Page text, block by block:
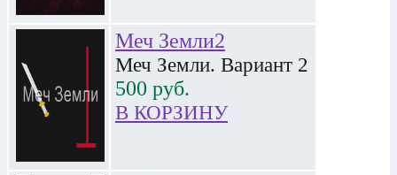
Меч Земли2
Меч Земли. Вариант 2
500 руб.
В КОРЗИНУ